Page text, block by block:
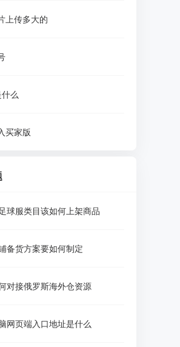
上传多大的
么
买家版
球服类目该如何上架商品
备货方案要如何制定
对接俄罗斯海外仓资源
网页端入口地址是什么